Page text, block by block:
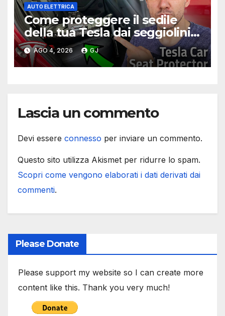
AUTO ELETTRICA
Come proteggere il sedile
della tua Tesla dai seggiolini
per bambini
AGO 4, 2026 GJ
Lascia un commento
Devi essere connesso per inviare un commento.
Questo sito utilizza Akismet per ridurre lo spam.
Scopri come vengono elaborati i dati derivati dai
commenti.
Please Donate
Please support my website so I can create more
content like this. Thank you very much!